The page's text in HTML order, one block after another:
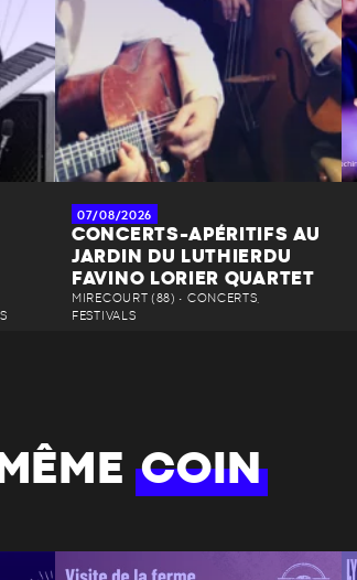
07/08/2026
CONCERTS-APÉRITIFS AU
JARDIN DU LUTHIERDU
FAVINO LORIER QUARTET
MIRECOURT (88) • CONCERTS,
FESTIVALS
COIN